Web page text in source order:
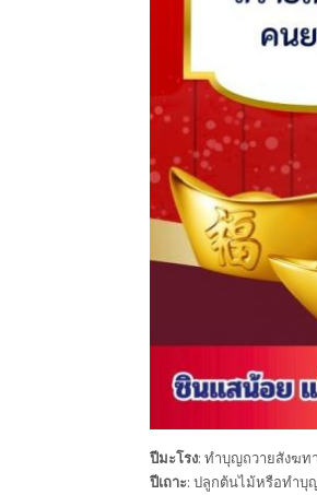
ปีมะโรง: ทำบุญถวายสังฆท
ปีเถาะ: ปลูกต้นไม้หรือทำบุ